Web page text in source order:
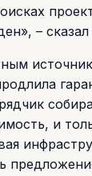
– сказал
и